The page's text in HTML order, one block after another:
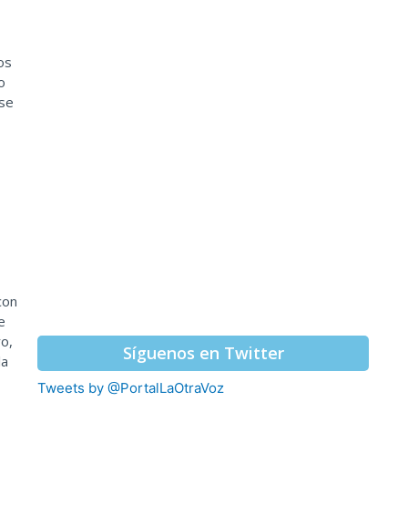
Síguenos en Twitter
Tweets by @PortalLaOtraVoz